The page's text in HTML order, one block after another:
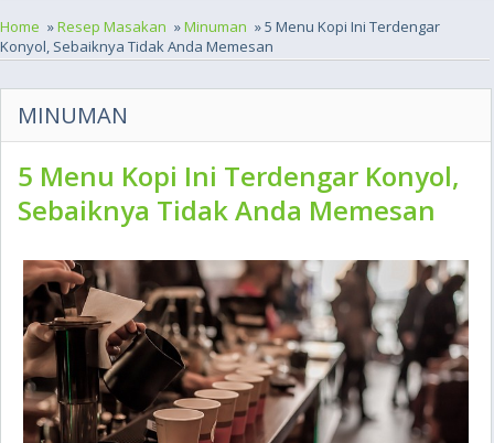
Home »Resep Masakan »Minuman » 5 Menu Kopi Ini Terdengar
Konyol, Sebaiknya Tidak Anda Memesan
MINUMAN
5 Menu Kopi Ini Terdengar Konyol,
Sebaiknya Tidak Anda Memesan